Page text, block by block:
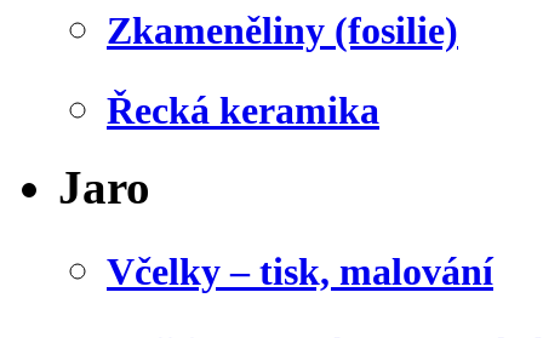
Zkameněliny (fosilie)
Řecká keramika
Jaro
Včelky – tisk, malování